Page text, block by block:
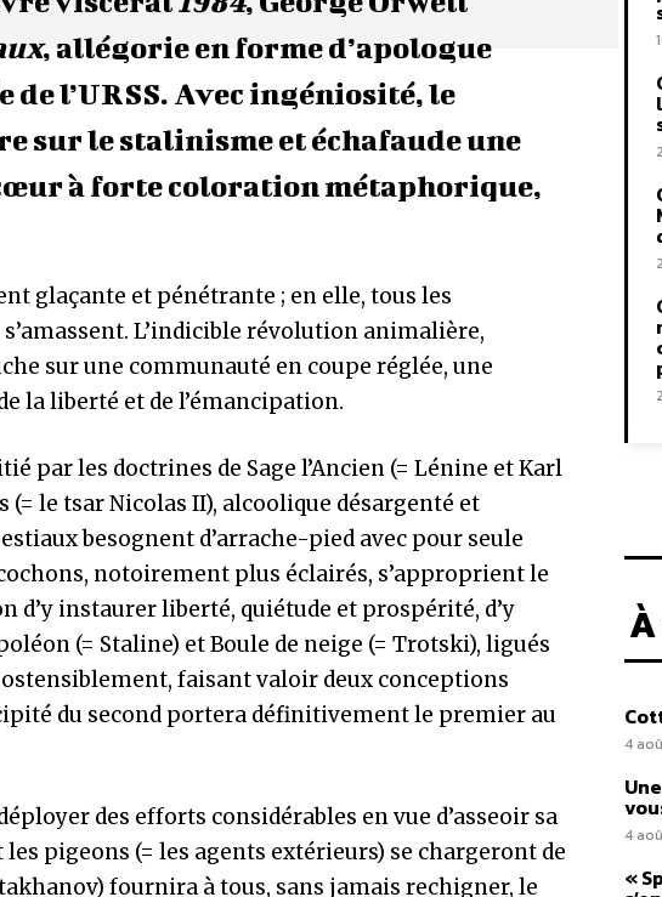
, allégorie en forme d’apologue
l’URSS. Avec ingéniosité, le
sur le stalinisme et échafaude une
à forte coloration métaphorique,
glaçante et pénétrante ; en elle, tous les
L’indicible révolution animalière,
sur une communauté en coupe réglée, une
la liberté et de l’émancipation.
par les doctrines de Sage l’Ancien (= Lénine et Karl
(= le tsar Nicolas II), alcoolique désargenté et
besognent d’arrache-pied avec pour seule
notoirement plus éclairés, s’approprient le
instaurer liberté, quiétude et prospérité, d’y
(= Staline) et Boule de neige (= Trotski), ligués
faisant valoir deux conceptions
du second portera définitivement le premier au
des efforts considérables en vue d’asseoir sa
pigeons (= les agents extérieurs) se chargeront de
fournira à tous, sans jamais rechigner, le
4
4
«